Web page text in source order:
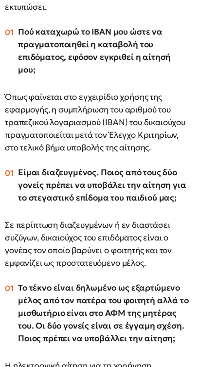
εκτυπώσει.
Πού καταχωρώ το ΙΒΑΝ μου ώστε να
πραγματοποιηθεί η καταβολή του
επιδόματος, εφόσον εγκριθεί η αίτησή
μου;
Όπως φαίνεται στο εγχειρίδιο χρήσης της
εφαρμογής, η συμπλήρωση του αριθμού του
τραπεζικού λογαριασμού (IBAN) του δικαιούχου
πραγματοποιείται μετά τον Έλεγχο Κριτηρίων,
στο τελικό βήμα υποβολής της αίτησης.
Είμαι διαζευγμένος. Ποιος από τους δύο
γονείς πρέπει να υποβάλει την αίτηση για
το στεγαστικό επίδομα του παιδιού μας;
Σε περίπτωση διαζευγμένων ή εν διαστάσει
συζύγων, δικαιούχος του επιδόματος είναι ο
γονέας τον οποίο βαρύνει ο φοιτητής και τον
εμφανίζει ως προστατευόμενο μέλος.
Το τέκνο είναι δηλωμένο ως εξαρτώμενο
μέλος από τον πατέρα του φοιτητή αλλά το
μισθωτήριο είναι στο ΑΦΜ της μητέρας
του. Οι δύο γονείς είναι σε έγγαμη σχέση.
Ποιος πρέπει να υποβάλλει την αίτηση;